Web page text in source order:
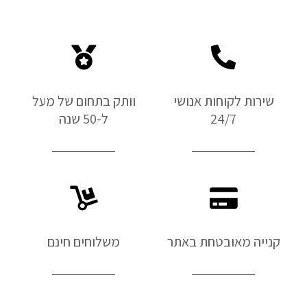
שירות לקוחות אנושי
24/7
וותק בתחום של מעל
ל-50 שנה
קנייה מאובטחת באתר משלוחים חינם